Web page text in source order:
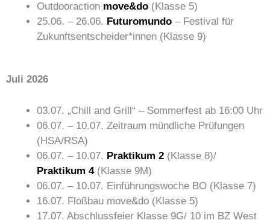
Outdooraction move&do (Klasse 5)
25.06. – 26.06. Futuromundo – Festival für
Zukunftsentscheider*innen (Klasse 9)
Juli 2026
03.07. „Chill and Grill“ – Sommerfest ab 16:00 Uhr
06.07. – 10.07. Zeitraum mündliche Prüfungen
(HSA/RSA)
06.07. – 10.07. Praktikum 2 (Klasse 8)/
Praktikum 4(Klasse 9M)
06.07. – 10.07. Einführungswoche BO (Klasse 7)
16.07. Floßbau move&do (Klasse 5)
17.07. Abschlussfeier Klasse 9G/ 10 im BZ West